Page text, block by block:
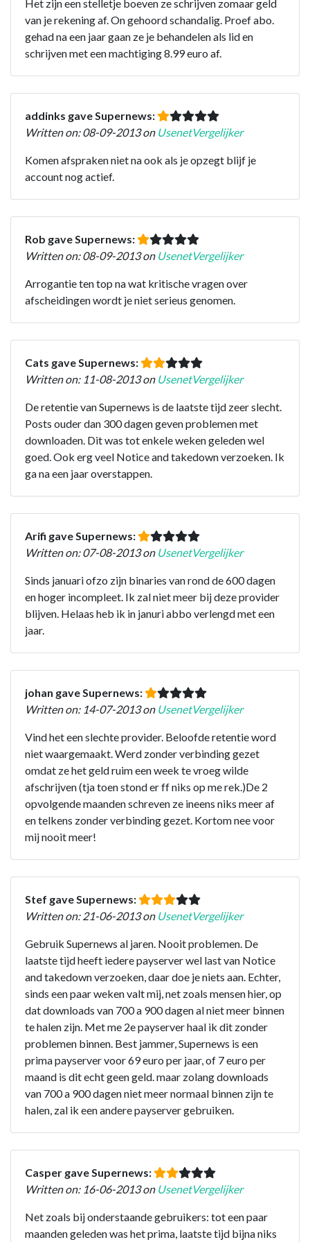
Het zijn een stelletje boeven ze schrijven zomaar geld
van je rekening af. On gehoord schandalig. Proef abo.
gehad na een jaar gaan ze je behandelen als lid en
schrijven met een machtiging 8.99 euro af.
addinks gave Supernews:
Written on: 08-09-2013 on UsenetVergelijker
Komen afspraken niet na ook als je opzegt blijf je
account nog actief.
Rob gave Supernews:
Written on: 08-09-2013 on UsenetVergelijker
Arrogantie ten top na wat kritische vragen over
afscheidingen wordt je niet serieus genomen.
Cats gave Supernews:
Written on: 11-08-2013 on UsenetVergelijker
De retentie van Supernews is de laatste tijd zeer slecht.
Posts ouder dan 300 dagen geven problemen met
downloaden. Dit was tot enkele weken geleden wel
goed. Ook erg veel Notice and takedown verzoeken. Ik
ga na een jaar overstappen.
Arifi gave Supernews:
Written on: 07-08-2013 on UsenetVergelijker
Sinds januari ofzo zijn binaries van rond de 600 dagen
en hoger incompleet. Ik zal niet meer bij deze provider
blijven. Helaas heb ik in januri abbo verlengd met een
jaar.
johan gave Supernews:
Written on: 14-07-2013 on UsenetVergelijker
Vind het een slechte provider. Beloofde retentie word
niet waargemaakt. Werd zonder verbinding gezet
omdat ze het geld ruim een week te vroeg wilde
afschrijven (tja toen stond er ff niks op me rek.)De 2
opvolgende maanden schreven ze ineens niks meer af
en telkens zonder verbinding gezet. Kortom nee voor
mij nooit meer!
Stef gave Supernews:
Written on: 21-06-2013 on UsenetVergelijker
Gebruik Supernews al jaren. Nooit problemen. De
laatste tijd heeft iedere payserver wel last van Notice
and takedown verzoeken, daar doe je niets aan. Echter,
sinds een paar weken valt mij, net zoals mensen hier, op
dat downloads van 700 a 900 dagen al niet meer binnen
te halen zijn. Met me 2e payserver haal ik dit zonder
problemen binnen. Best jammer, Supernews is een
prima payserver voor 69 euro per jaar, of 7 euro per
maand is dit echt geen geld. maar zolang downloads
van 700 a 900 dagen niet meer normaal binnen zijn te
halen, zal ik een andere payserver gebruiken.
Casper gave Supernews:
Written on: 16-06-2013 on UsenetVergelijker
Net zoals bij onderstaande gebruikers: tot een paar
maanden geleden was het prima, laatste tijd bijna niks